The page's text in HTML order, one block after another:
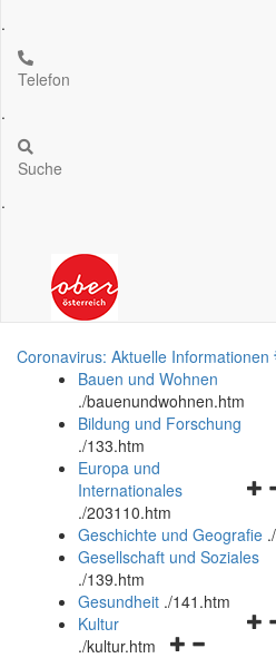
.
Telefon
.
Suche
.
Coronavirus: Aktuelle Informationen
Bauen und Wohnen
./bauenundwohnen.htm
Bildung und Forschung
./133.htm
und
Europa und
Internationales
./203110.htm
Geschichte und Geografie .
Gesellschaft und Soziales
./139.htm
Gesundheit ./141.htm
Kultur
./kultur.htm